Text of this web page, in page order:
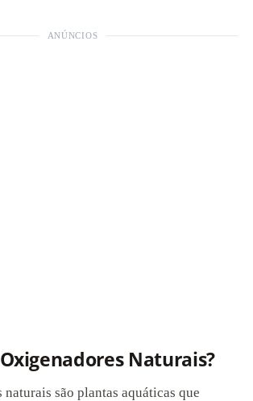
ANÚNCIOS
Naturais?
naturais são plantas aquáticas que